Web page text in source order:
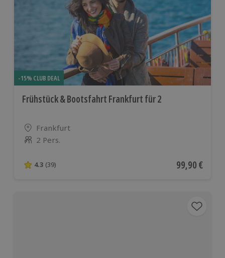
-15% CLUB DEAL
Frühstück & Bootsfahrt Frankfurt für 2
Standort
Frankfurt
Anzahl der Teilnehmer
2 Pers.
4.3 von 5 Sternen basierend auf 39 Bewertungen
4.3 (39) Aktueller
99,90 €